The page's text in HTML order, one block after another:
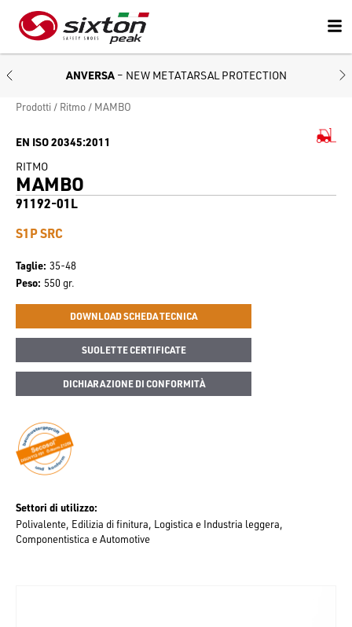
ANVERSA – NEW METATARSAL PROTECTION
Prodotti Ritmo MAMBO
EN ISO 20345:2011
RITMO
MAMBO
91192-01L
S1P SRC
Taglie 35-48
Peso 550 gr.
DOWNLOAD SCHEDA TECNICA
SUOLETTE CERTIFICATE
DICHIARAZIONE DI CONFORMITÀ
Settori di utilizzo
Polivalente Edilizia di finitura Logistica e Industria leggera
Componentistica e Automotive